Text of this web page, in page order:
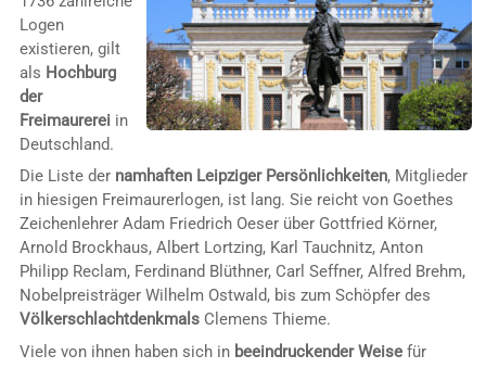
Logen
existieren, gilt
als Hochburg
der
Freimaurerei in
Deutschland.
Die Liste der namhaften Leipziger Persönlichkeiten, Mitglieder
in hiesigen Freimaurerlogen, ist lang. Sie reicht von Goethes
Zeichenlehrer Adam Friedrich Oeser über Gottfried Körner,
Arnold Brockhaus, Albert Lortzing, Karl Tauchnitz, Anton
Philipp Reclam, Ferdinand Blüthner, Carl Seffner, Alfred Brehm,
Nobelpreisträger Wilhelm Ostwald, bis zum Schöpfer des
VölkerschlachtdenkmalsClemens Thieme.
Viele von ihnen haben sich in beeindruckender Weisefür